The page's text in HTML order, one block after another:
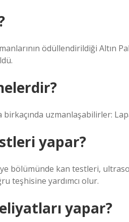
ödüllendirildiği Altın
uzmanlaşabilirler:
yapar?
bölümünde kan testleri,
teşhisine yardımcı olur.
yapar?